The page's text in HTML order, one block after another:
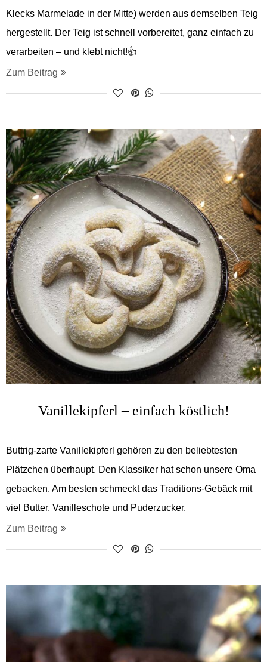
Klecks Marmelade in der Mitte) werden aus demselben Teig
hergestellt. Der Teig ist schnell vorbereitet, ganz einfach zu
verarbeiten – und klebt nicht!👍
Zum Beitrag
Vanillekipferl – einfach köstlich!
Buttrig-zarte Vanillekipferl gehören zu den beliebtesten
Plätzchen überhaupt. Den Klassiker hat schon unsere Oma
gebacken. Am besten schmeckt das Traditions-Gebäck mit
viel Butter, Vanilleschote und Puderzucker.
Zum Beitrag